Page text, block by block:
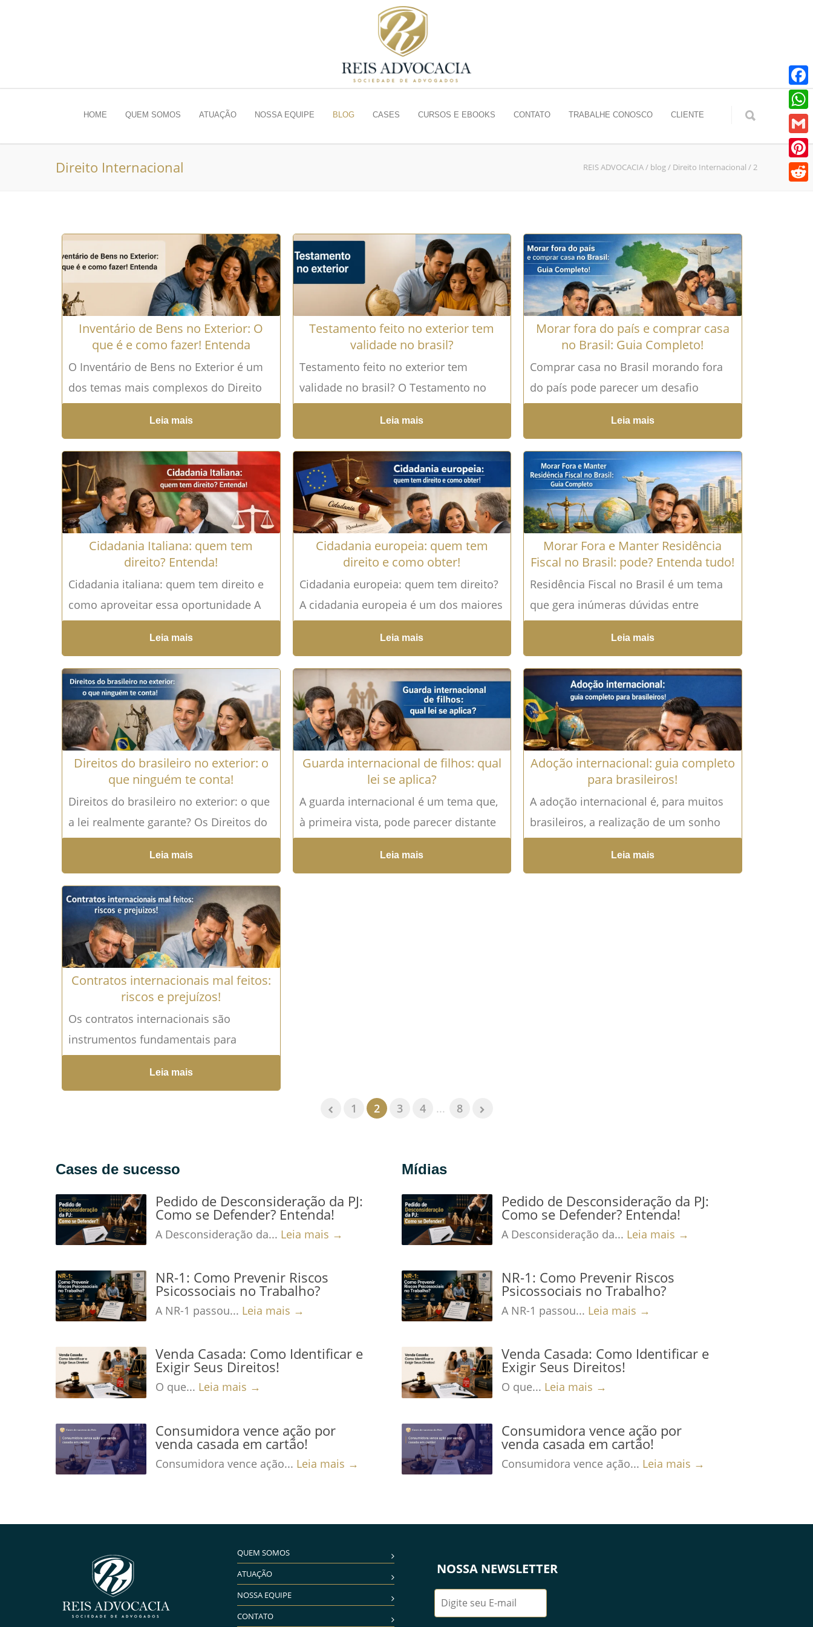
HOME QUEM SOMOS ATUAÇÃO NOSSA EQUIPE BLOG CASES CURSOS E EBOOKS CONTATO TRABALHE CONOSCO CLIENTE
Direito Internacional REIS ADVOCACIA/ blog/ Direito Internacional /2
Inventário de Bens no Exterior: O
que é e como fazer! Entenda
O Inventário de Bens no Exterior é um
dos temas mais complexos do Direito
das Sucessões e do Direito
Internacional Privado. Quando uma...
Leia mais →
Leia mais
Testamento feito no exterior tem
validade no brasil?
Testamento feito no exterior tem
validade no brasil? O Testamento no
exterior é uma realidade cada vez mais
comum em um mundo...
Leia mais
Morar fora do país e comprar casa
no Brasil: Guia Completo!
Comprar casa no Brasil morando fora
do país pode parecer um desafio
complexo e, na verdade, é mesmo
quando feito sem orientação
adequada....Leia mais →
Leia mais
Cidadania Italiana: quem tem
direito? Entenda!
Cidadania italiana: quem tem direito e
como aproveitar essa oportunidade A
cidadania italiana é uma das maiores
oportunidades para brasileiros que
possuem...Leia mais →
Leia mais
Cidadania europeia: quem tem
direito e como obter!
Cidadania europeia: quem tem direito?
A cidadania europeia é um dos maiores
desejos de brasileiros que buscam
melhores oportunidades de vida,
segurança...Leia mais →
Leia mais
Morar Fora e Manter Residência
Fiscal no Brasil: pode? Entenda tudo!
Residência Fiscal no Brasil é um tema
que gera inúmeras dúvidas entre
brasileiros que decidem morar no
exterior. Afinal, sair do país significa...
Leia mais →
Leia mais
Direitos do brasileiro no exterior: o
que ninguém te conta!
Direitos do brasileiro no exterior: o que
a lei realmente garante? Os Direitos do
brasileiro no exterior são um tema
pouco discutido,...Leia mais →
Leia mais
Guarda internacional de filhos: qual
lei se aplica?
A guarda internacional é um tema que,
à primeira vista, pode parecer distante
da realidade de muitas famílias. No
entanto, com o aumento...
Leia mais
Adoção internacional: guia completo
para brasileiros!
A adoção internacional é, para muitos
brasileiros, a realização de um sonho
profundo: construir uma família
ultrapassando fronteiras. Mas junto
Leia mais
Contratos internacionais mal feitos:
riscos e prejuízos!
Os contratos internacionais são
instrumentos fundamentais para
empresas que desejam expandir suas
operações além das fronteiras
Leia mais
1 2 3 4 ... 8
Cases de sucesso
Pedido de Desconsideração da PJ:
Como se Defender? Entenda!
A Desconsideração da... Leia mais →
NR-1: Como Prevenir Riscos
Psicossociais no Trabalho?
A NR-1 passou... Leia mais →
Venda Casada: Como Identificar e
Exigir Seus Direitos!
O que... Leia mais →
Consumidora vence ação por
venda casada em cartão!
Consumidora vence ação... Leia mais →
Mídias
Pedido de Desconsideração da PJ:
Como se Defender? Entenda!
A Desconsideração da... Leia mais →
NR-1: Como Prevenir Riscos
Psicossociais no Trabalho?
A NR-1 passou... Leia mais →
Venda Casada: Como Identificar e
Exigir Seus Direitos!
O que... Leia mais →
Consumidora vence ação por
venda casada em cartão!
Consumidora vence ação... Leia mais →
QUEM SOMOS
ATUAÇÃO
NOSSA EQUIPE
CONTATO
NOSSA NEWSLETTER
Gmail